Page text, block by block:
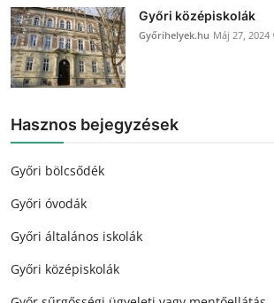
Győri középiskolák
Győrihelyek.hu Máj 27, 2024
Hasznos bejegyzések
Győri bölcsődék
Győri óvodák
Győri általános iskolák
Győri középiskolák